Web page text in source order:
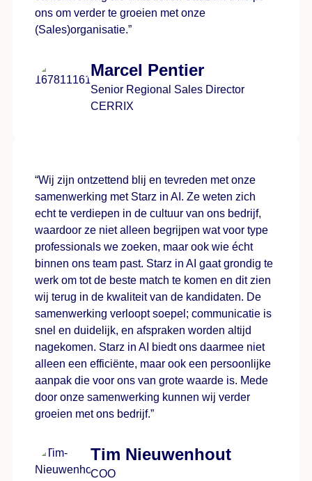
ons om verder te groeien met onze
(Sales)organisatie.”
Marcel Pentier
Senior Regional Sales Director
CERRIX
“Wij zijn ontzettend blij en tevreden met onze
samenwerking met Starz in AI. Ze weten zich
echt te verdiepen in de cultuur van ons bedrijf,
waardoor ze niet alleen begrijpen wat voor type
professionals we zoeken, maar ook wie écht
binnen ons team past. Starz in AI gaat grondig te
werk om tot de beste match te komen en dit zien
wij terug in de kwaliteit van de kandidaten. De
samenwerking verloopt soepel; communicatie is
snel en duidelijk, en afspraken worden altijd
nagekomen. Starz in AI biedt ons daarmee niet
alleen een efficiënte, maar ook een persoonlijke
aanpak die voor ons van grote waarde is. Mede
door onze samenwerking kunnen wij verder
groeien met ons bedrijf.”
Tim Nieuwenhout
COO